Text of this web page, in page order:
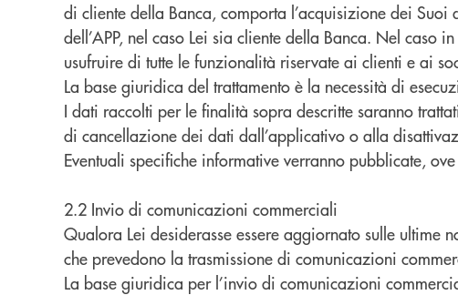
di cliente della Banca, comporta l’acquisizione dei
dell’APP, nel caso Lei sia cliente della Banca. Nel caso
usufruire di tutte le funzionalità riservate ai clienti e ai
La base giuridica del trattamento è la necessità di
I dati raccolti per le finalità sopra descritte saranno
di cancellazione dei dati dall’applicativo o alla
Eventuali specifiche informative verranno pubblicate,
2.2 Invio di comunicazioni commerciali
Qualora Lei desiderasse essere aggiornato sulle
che prevedono la trasmissione di comunicazioni
La base giuridica per l’invio di comunicazioni